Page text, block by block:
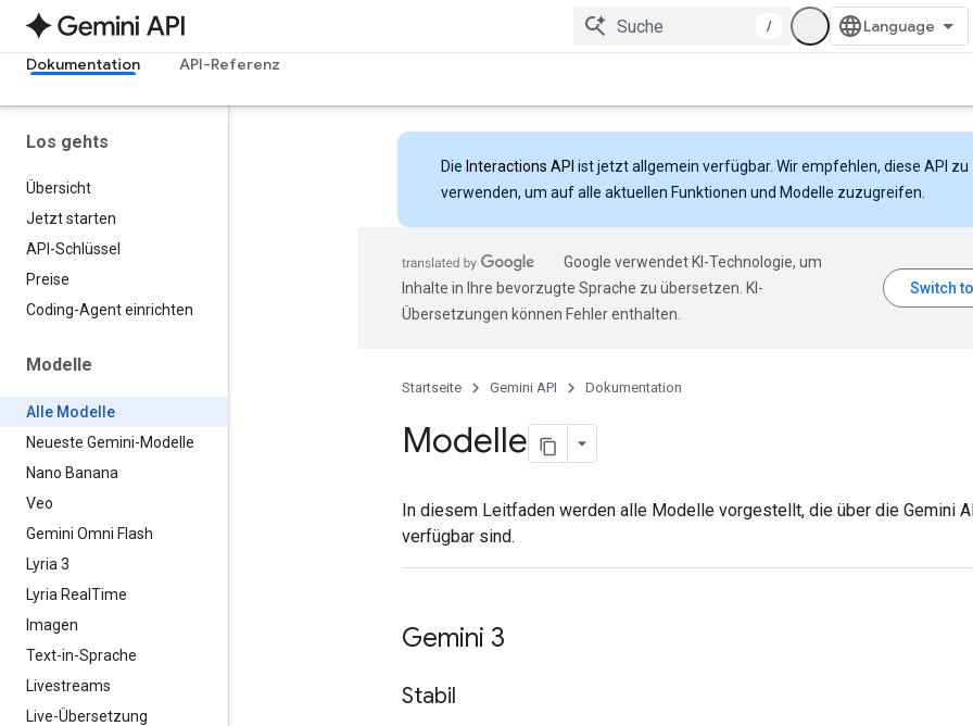
/
Dokumentation API-Referenz
Los gehts
Übersicht
Jetzt starten
API-Schlüssel
Preise
Coding-Agent einrichten
Modelle
Alle Modelle
Neueste Gemini-Modelle
Nano Banana
Veo
Gemini Omni Flash
Lyria 3
Lyria Real Time
Imagen
Text-in-Sprache
Livestreams
Live-Übersetzung
Die Interactions API ist jetzt allgemein verfügbar. Wir empfehlen, diese API zu
verwenden, um auf alle aktuellen Funktionen und Modelle zuzugreifen.
Google verwendet KI-Technologie, um
Inhalte in Ihre bevorzugte Sprache zu übersetzen. KI-
Übersetzungen können Fehler enthalten.
Startseite Gemini API Dokumentation
Modelle
In diesem Leitfaden werden alle Modelle vorgestellt, die über die Gemini
verfügbar sind.
Gemini 3
Stabil